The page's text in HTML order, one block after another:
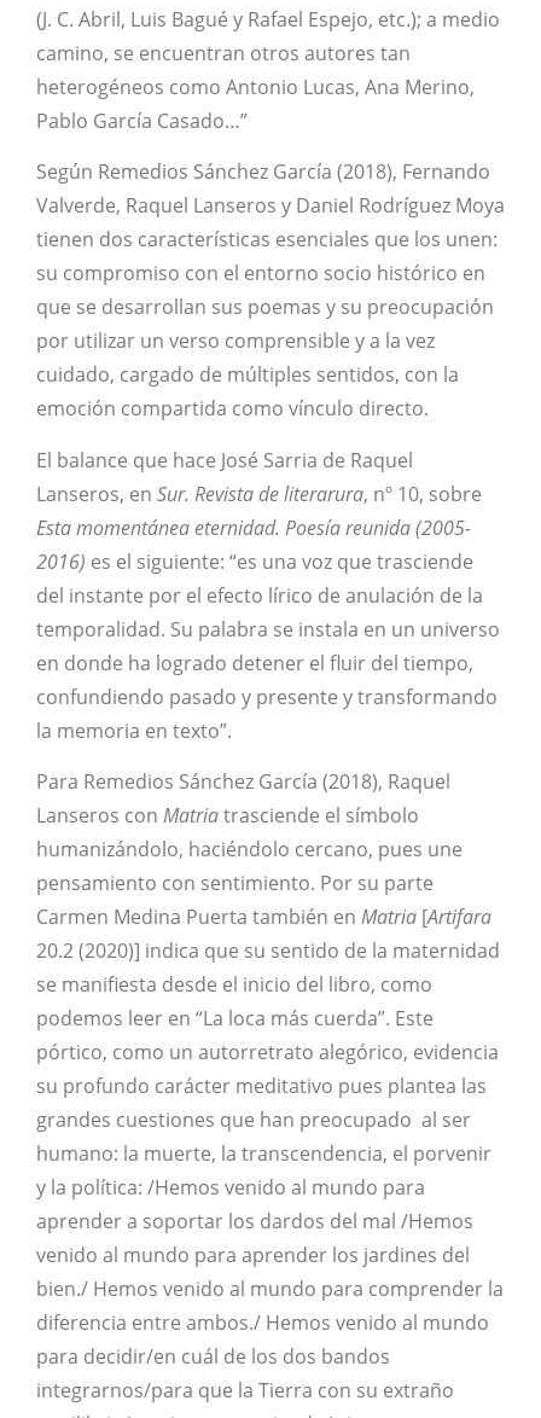
(J. C. Abril, Luis Bagué y Rafael Espejo, etc.); a medio
camino, se encuentran otros autores tan
heterogéneos como Antonio Lucas, Ana Merino,
Pablo García Casado…”
Según Remedios Sánchez García (2018), Fernando
Valverde, Raquel Lanseros y Daniel Rodríguez Moya
tienen dos características esenciales que los unen:
su compromiso con el entorno socio­ histórico en
que se desarrollan sus poemas y su preocupación
por utilizar un verso comprensible y a la vez
cuidado, cargado de múltiples sentidos, con la
emoción compartida como vínculo directo.
El balance que hace José Sarria de Raquel
Lanseros, en Sur. Revista de literarura, nº 10, sobre
Esta momentánea eternidad. Poesía reunida (2005-
2016) es el siguiente: “es una voz que trasciende
del instante por el efecto lírico de anulación de la
temporalidad. Su palabra se instala en un universo
en donde ha logrado detener el fluir del tiempo,
confundiendo pasado y presente y transformando
la memoria en texto”.
Para Remedios Sánchez García (2018), Raquel
Lanseros con Matriatrasciende el símbolo
humanizándolo, haciéndolo cercano, pues une
pensamiento con sentimiento. Por su parte
Carmen Medina Puerta también en Matria [Artifara
20.2 (2020)] indica que su sentido de la maternidad
se manifiesta desde el inicio del libro, como
podemos leer en “La loca más cuerda”. Este
pórtico, como un autorretrato alegórico, evidencia
su profundo carácter meditativo pues plantea las
grandes cuestiones que han preocupado al ser
humano: la muerte, la transcendencia, el porvenir
y la política: /Hemos venido al mundo para
aprender a soportar los dardos del mal /Hemos
venido al mundo para aprender los jardines del
bien./ Hemos venido al mundo para comprender la
diferencia entre ambos./ Hemos venido al mundo
para decidir/en cuál de los dos bandos
integrarnos/para que la Tierra con su extraño